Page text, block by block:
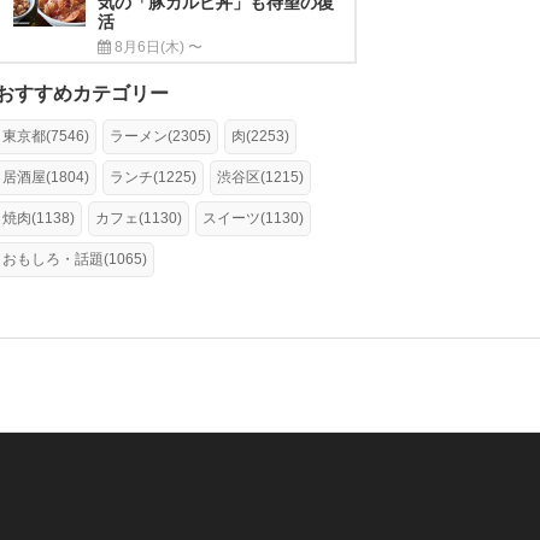
活
8月6日(木) 〜
すすめカテゴリー
東京都(7546) ラーメン(2305) 肉(2253)
居酒屋(1804) ランチ(1225) 渋谷区(1215)
焼肉(1138) カフェ(1130) スイーツ(1130)
おもしろ・話題(1065)